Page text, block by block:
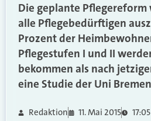
Die geplante
alle Pflegebedürftigen
Prozent der
Pflegestufen I und II
bekommen als nach
eine Studie der Uni
Redaktion 11. Mai 2015